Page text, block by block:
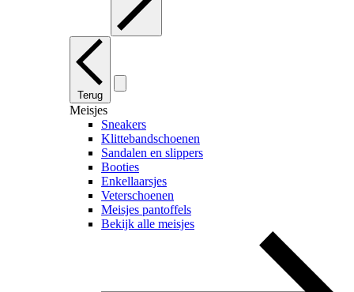
Terug
Meisjes
Sneakers
Klittebandschoenen
Sandalen en slippers
Booties
Enkellaarsjes
Veterschoenen
Meisjes pantoffels
Bekijk alle meisjes